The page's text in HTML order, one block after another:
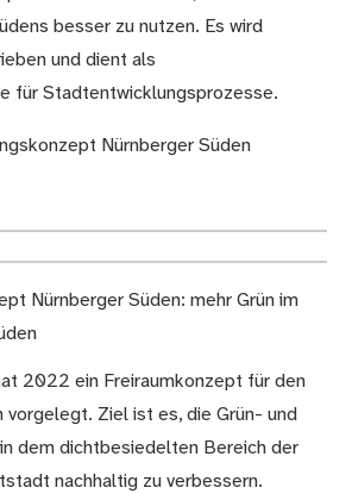
besser zu nutzen. Es wird
und dient als
für Stadtentwicklungsprozesse.
Nürnberger Süden
Nürnberger Süden: mehr Grün im
2022 ein Freiraumkonzept für den
vorgelegt. Ziel ist es, die Grün- und
dem dichtbesiedelten Bereich der
nachhaltig zu verbessern.